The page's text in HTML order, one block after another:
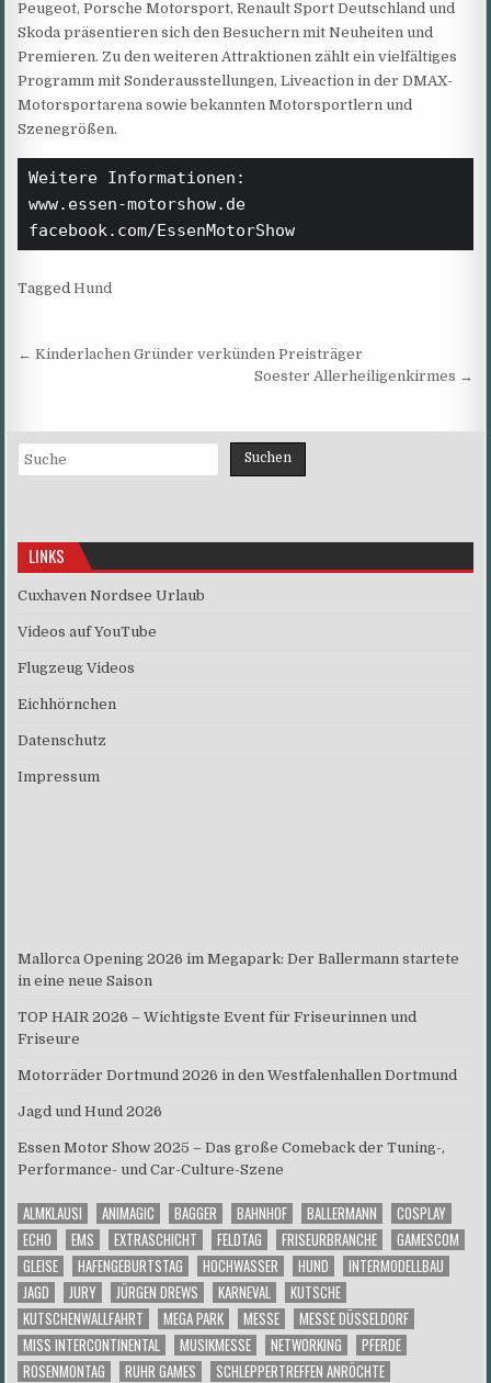
Peugeot, Porsche Motorsport, Renault Sport Deutschland und
Skoda präsentieren sich den Besuchern mit Neuheiten und
Premieren. Zu den weiteren Attraktionen zählt ein vielfältiges
Programm mit Sonderausstellungen, Liveaction in der DMAX-
Motorsportarena sowie bekannten Motorsportlern und
Szenegrößen.
Weitere Informationen:
www.essen-motorshow.de
facebook.com/EssenMotorShow
TaggedHund
Beitragsnavigation
← Kinderlachen Gründer verkünden Preisträger
Soester Allerheiligenkirmes →
Suchen Suchen
LINKS
Cuxhaven Nordsee Urlaub
Videos auf YouTube
Flugzeug Videos
Eichhörnchen
Datenschutz
Impressum
Mallorca Opening 2026 im Megapark: Der Ballermann startete
in eine neue Saison
TOP HAIR 2026 – Wichtigste Event für Friseurinnen und
Friseure
Motorräder Dortmund 2026 in den Westfalenhallen Dortmund
Jagd und Hund 2026
Essen Motor Show 2025 – Das große Comeback der Tuning-,
Performance- und Car-Culture-Szene
ALMKLAUSI ANIMAGIC BAGGER BAHNHOF BALLERMANN
COSPLAY
ECHO
EMS EXTRASCHICHT FELDTAG FRISEURBRANCHE
GAMESCOM
GLEISE
HAFENGEBURTSTAG HOCHWASSER HUND
INTERMODELLBAU
JAGD
JURY JÜRGEN DREWS KARNEVAL
KUTSCHE
KUTSCHENWALLFAHRT
MEGA PARK MESSE
MESSE DÜSSELDORF
MISS INTERCONTINENTAL
MUSIKMESSE NETWORKING
PFERDE
ROSENMONTAG
RUHR GAMES
SCHLEPPERTREFFEN ANRÖCHTE